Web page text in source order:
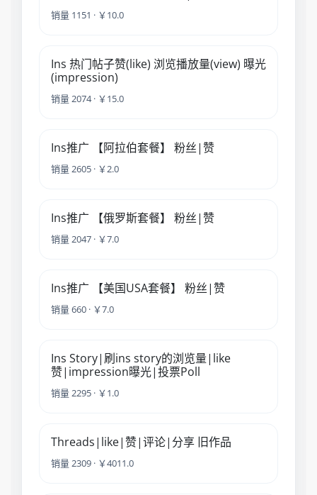
销量 1151 · ￥10.0
Ins 热门帖子赞(like) 浏览播放量(view) 曝光
(impression)
销量 2074 · ￥15.0
Ins推广 【阿拉伯套餐】 粉丝|赞
销量 2605 · ￥2.0
Ins推广 【俄罗斯套餐】 粉丝|赞
销量 2047 · ￥7.0
Ins推广 【美国USA套餐】 粉丝|赞
销量 660 · ￥7.0
Ins Story|刷ins story的浏览量|like
赞|impression曝光|投票Poll
销量 2295 · ￥1.0
Threads|like|赞|评论|分享 旧作品
销量 2309 · ￥4011.0